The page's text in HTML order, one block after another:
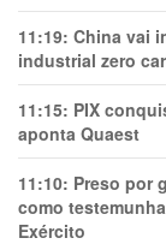
11:19: China vai
industrial zero
11:15: PIX
aponta Quaest
11:10: Preso por
como
Exército